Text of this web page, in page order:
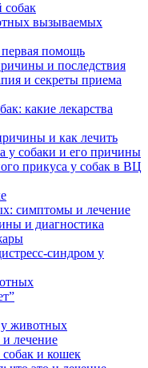
собак
вызываемых
первая помощь
и последствия
и секреты приема
какие лекарства
и как лечить
у собаки и его причины
прикуса у собак в ВЦ
симптомы и лечение
и диагностика
синдром у
у животных
лечение
собак и кошек